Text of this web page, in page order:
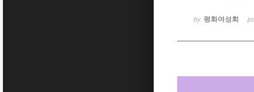
by 평화여성회
Sketchbook5, 스케치북5